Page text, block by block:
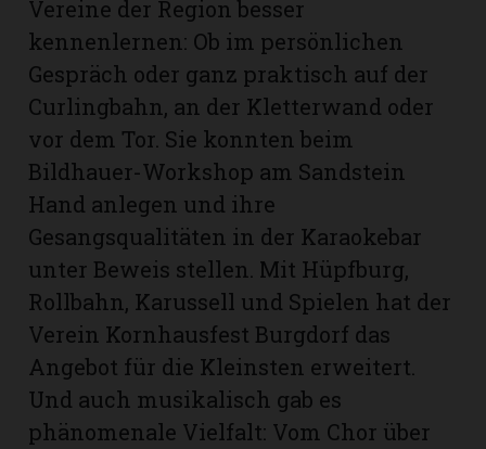
Vereine der Region besser
kennenlernen: Ob im persönlichen
Gespräch oder ganz praktisch auf der
Curlingbahn, an der Kletterwand oder
vor dem Tor. Sie konnten beim
Bildhauer-Workshop am Sandstein
Hand anlegen und ihre
Gesangsqualitäten in der Karaokebar
unter Beweis stellen. Mit Hüpfburg,
Rollbahn, Karussell und Spielen hat der
Verein Kornhausfest Burgdorf das
Angebot für die Kleinsten erweitert.
Und auch musikalisch gab es
phänomenale Vielfalt: Vom Chor über